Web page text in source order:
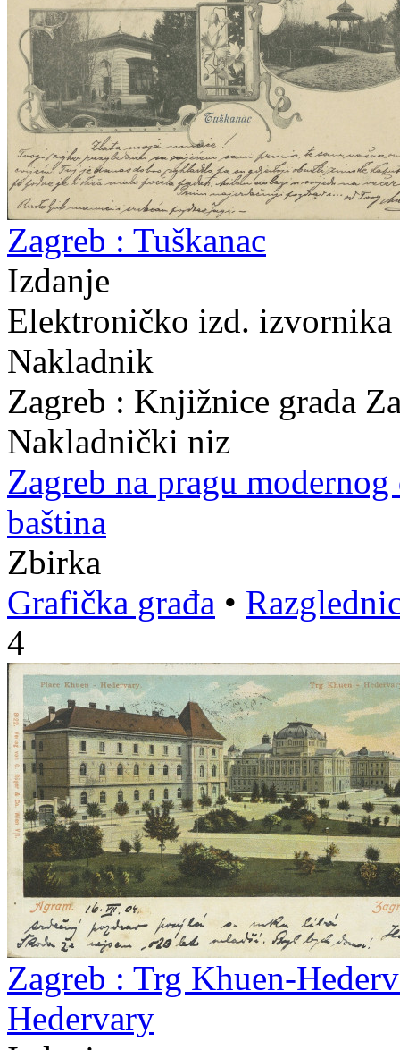
Zagreb : Tuškanac
Izdanje
Elektroničko izd.
Nakladnik
Zagreb : Knjižnice grada
Nakladnički niz
Zagreb na pragu modernog
baština
Zbirka
Grafička građa •
4
Zagreb : Trg Khuen-
Hedervary